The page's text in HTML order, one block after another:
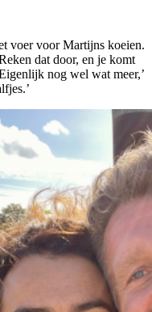
voer voor Martijns koeien.
dat door, en je komt
nog wel wat meer,’